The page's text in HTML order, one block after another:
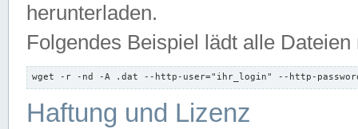
herunterladen.
Folgendes Beispiel lädt alle
wget -r -nd -A .dat --http-user="ihr_login" --http-
Haftung und Lizenz